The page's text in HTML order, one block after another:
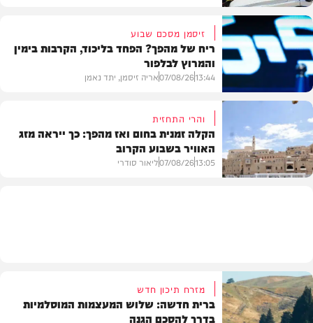
בארץ
פוליטי
זיסמן מסכם שבוע
ריח של מהפך? הפחד בליכוד, הקרבות בימין
והמרוץ לבלפור
13:44
07/08/26אריה זיסמן, יתד נאמן
והרי התחזית
הקלה זמנית בחום ואז מהפך: כך ייראה מזג
האוויר בשבוע הקרוב
13:05
07/08/26ליאור סודרי
מזרח תיכון חדש
ברית חדשה: שלוש המעצמות המוסלמיות
בדרך להסכם הגנה